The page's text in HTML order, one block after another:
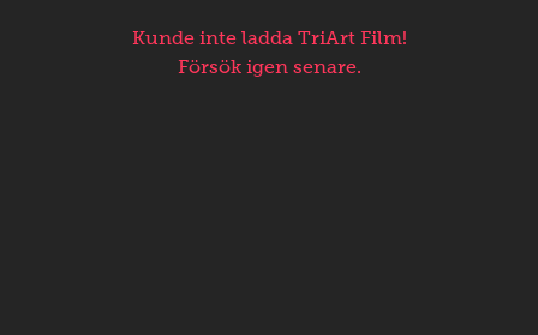
Kunde inte ladda TriArt Film!
Försök igen senare.